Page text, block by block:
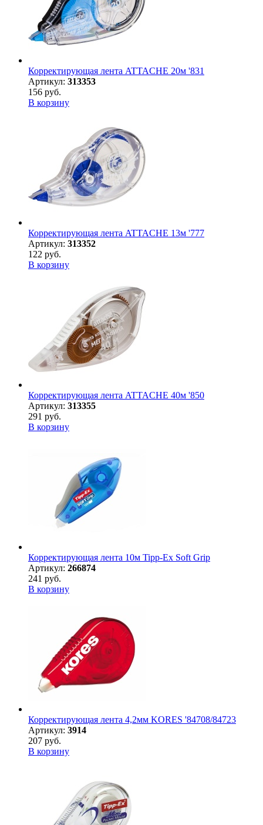
Корректирующая лента ATTACHE 20м '831
Артикул: 313353
156 руб.
В корзину
Корректирующая лента ATTACHE 13м '777
Артикул: 313352
122 руб.
В корзину
Корректирующая лента ATTACHE 40м '850
Артикул: 313355
291 руб.
В корзину
Корректирующая лента 10м Tipp-Ex Soft Grip
Артикул: 266874
241 руб.
В корзину
Корректирующая лента 4,2мм KORES '84708/84723
Артикул: 3914
207 руб.
В корзину